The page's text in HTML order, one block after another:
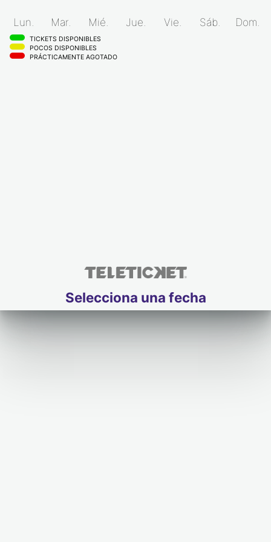
Lun. Mar. Mié. Jue. Vie. Sáb. Dom.
TICKETS DISPONIBLES
POCOS DISPONIBLES
PRÁCTICAMENTE AGOTADO
Selecciona una fecha